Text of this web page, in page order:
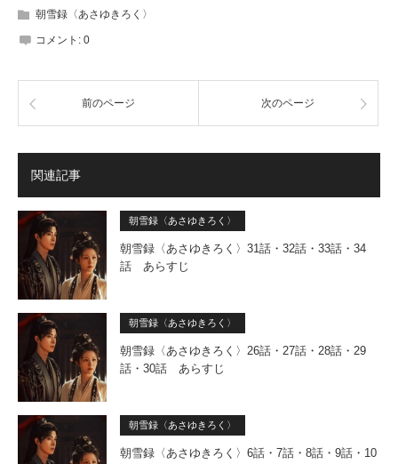
朝雪録〈あさゆきろく〉
コメント: 0
前のページ 次のページ
関連記事
朝雪録〈あさゆきろく〉
朝雪録〈あさゆきろく〉31話・32話・33話・34
話 あらすじ
朝雪録〈あさゆきろく〉
朝雪録〈あさゆきろく〉26話・27話・28話・29
話・30話 あらすじ
朝雪録〈あさゆきろく〉
朝雪録〈あさゆきろく〉6話・7話・8話・9話・10